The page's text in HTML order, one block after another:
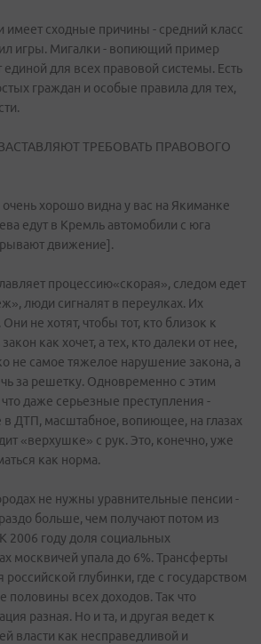
имеет сходные причины - средний класс
игры. Мигалки - вопиющий пример
единой для всех правовой системы. Есть
граждан и особые правила для тех,
ТРЕБОВАТЬ ПРАВОВОГО
хорошо видна у вас на Якиманке
едут в Кремль автомобили с юга
движение].
процессию«скорая», следом едет
люди сигналят в переулках. Их
не хотят, чтобы тот, кто близок к
как хочет, а тех, кто далеки от нее,
не самое тяжелое нарушение закона, а
за решетку. Одновременно с этим
даже серьезные преступления -
в ДТП, масштабное, вопиющее, на глазах
«верхушке» с рук. Это, конечно, уже
как норма.
не нужны уравнительные пенсии -
больше, чем получают потом из
2006 году доля социальных
москвичей упала до 6%. Трансферты
глубинки, где с государством
половины всех доходов. Так что
разная. Но и та, и другая ведет к
власти как несправедливой и